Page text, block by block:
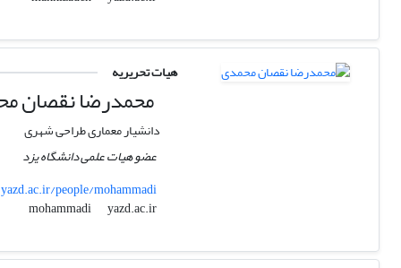
هیات تحریریه
محمدرضا نقصان
دانشیار معماری طراحی شهری
عضو هیات علمی دانشگاه یزد
yazd.ac.ir/people/mohammadi
mohammadi
yazd.ac.ir